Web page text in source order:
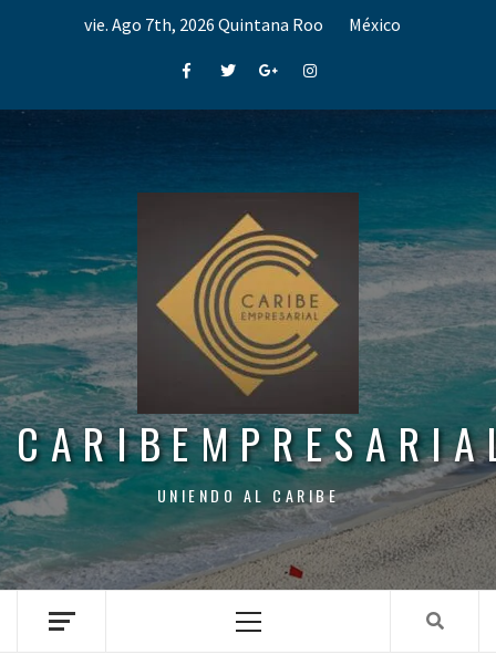
vie. Ago 7th, 2026 Quintana Roo México
FacebookTwitterGoogle+Instagram
UNIENDO AL CARIBE
Menu